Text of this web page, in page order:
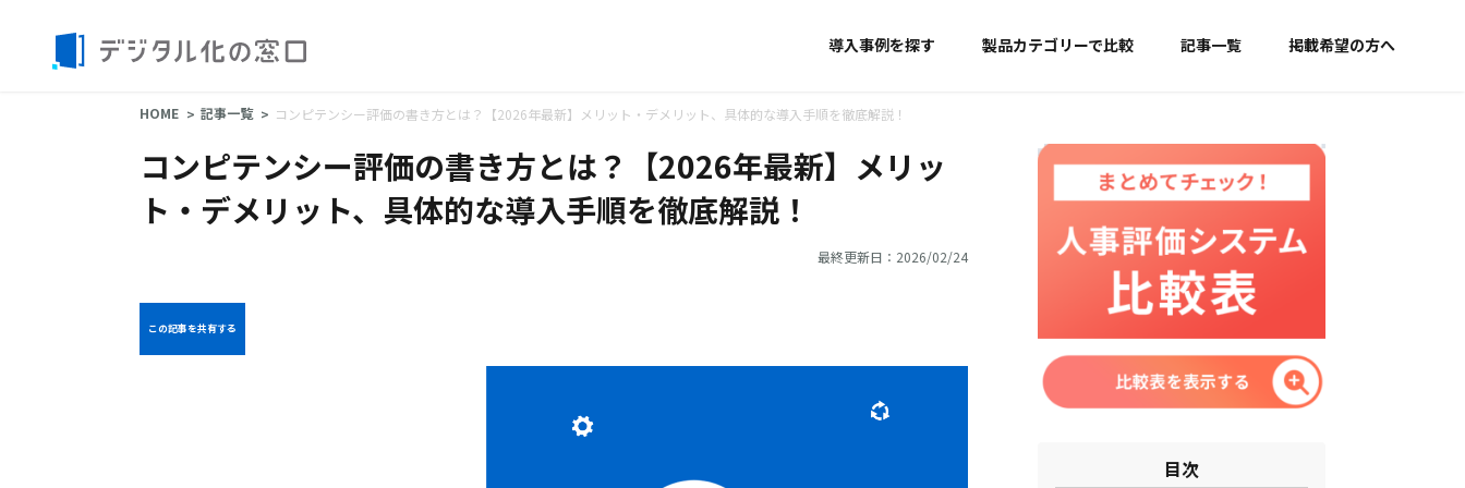
導入事例を探す 製品カテゴリーで比較 記事一覧 掲載希望の方へ
HOME 記事一覧 コンピテンシー評価の書き方とは？【2026年最新】メリット・デメリット、具体的な導入手順を徹底解説！
コンピテンシー評価の書き方とは？【2026年最新】メリッ
ト・デメリット、具体的な導入手順を徹底解説！
最終更新日：2026/02/24
この記事を共有する
目次